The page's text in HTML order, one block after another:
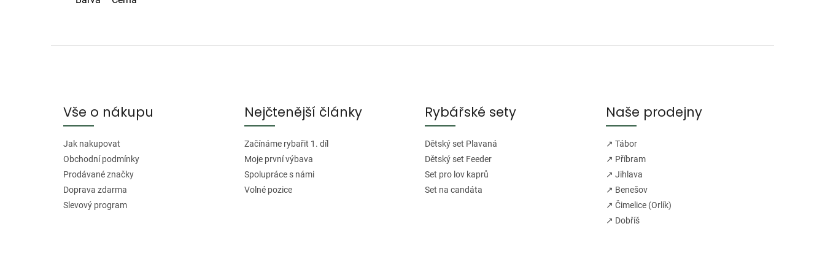
Vše o nákupu
Jak nakupovat
Obchodní podmínky
Prodávané značky
Doprava zdarma
Slevový program
Nejčtenější články
Začínáme rybařit 1. díl
Moje první výbava
Spolupráce s námi
Volné pozice
Rybářské sety
Dětský set Plavaná
Dětský set Feeder
Set pro lov kaprů
Set na candáta
Naše prodejny
↗ Tábor
↗ Příbram
↗ Jihlava
↗ Benešov
↗ Čimelice (Orlík)
↗ Dobříš